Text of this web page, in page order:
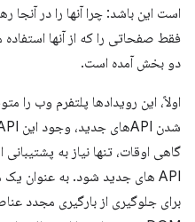
است این باشد: چرا آنها را در آنجا
فقط صفحاتی را که از آنها
دو بخش آمده است.
اولاً، این رویدادها پلتفرم وب را
گاهی اوقات، تنها نیاز به پشتیبانی
API های جدید شود. به عنوان یک مثال، یک
برای جلوگیری از بارگیری مجدد